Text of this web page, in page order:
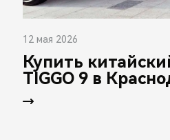
12 мая 2026
Купить
TIGGO 9 в